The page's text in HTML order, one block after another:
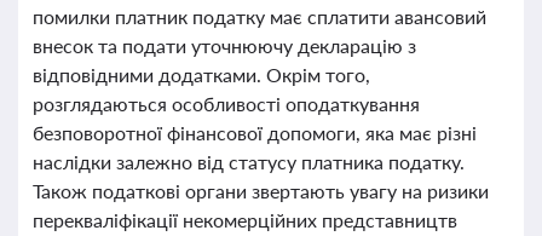
помилки платник податку має сплатити авансовий
внесок та подати уточнюючу декларацію з
відповідними додатками. Окрім того,
розглядаються особливості оподаткування
безповоротної фінансової допомоги, яка має різні
наслідки залежно від статусу платника податку.
Також податкові органи звертають увагу на ризики
перекваліфікації некомерційних представництв